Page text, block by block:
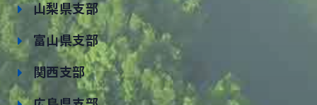
山梨県支部
富山県支部
関西支部